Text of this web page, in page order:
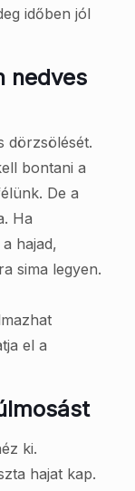
időben jól
nedves
dörzsölését.
bontani a
De a
Ha
hajad,
sima legyen.
el a
ki.
hajat kap.